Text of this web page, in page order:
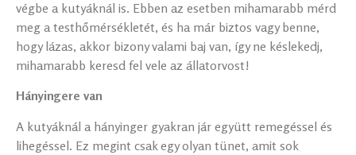
végbe a kutyáknál is. Ebben az esetben mihamarabb mérd
meg a testhőmérsékletét, és ha már biztos vagy benne,
hogy lázas, akkor bizony valami baj van, így ne késlekedj,
mihamarabb keresd fel vele az állatorvost!
Hányingere van
A kutyáknál a hányinger gyakran jár együtt remegéssel és
lihegéssel. Ez megint csak egy olyan tünet, amit sok